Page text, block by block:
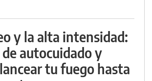
y la alta intensidad:
autocuidado y
tu fuego hasta